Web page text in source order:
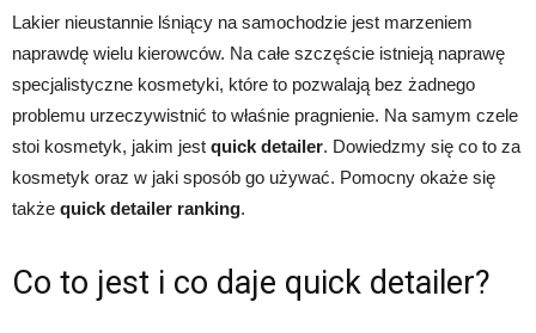
Lakier nieustannie lśniący na samochodzie jest marzeniem
naprawdę wielu kierowców. Na całe szczęście istnieją naprawę
specjalistyczne kosmetyki, które to pozwalają bez żadnego
problemu urzeczywistnić to właśnie pragnienie. Na samym czele
stoi kosmetyk, jakim jest quick detailer. Dowiedzmy się co to za
kosmetyk oraz w jaki sposób go używać. Pomocny okaże się
także quick detailer ranking.
Co to jest i co daje quick detailer?